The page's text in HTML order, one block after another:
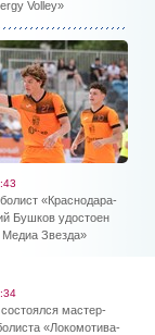
Volley»
«Краснодара-
Бушков удостоен
Медиа Звезда»
мастер-
«Локомотива-